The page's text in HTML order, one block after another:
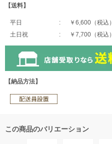
【送料】
平日
￥6,600（税込）
土日祝
￥7,700（税込）
【納品方法】
この商品のバリエーション